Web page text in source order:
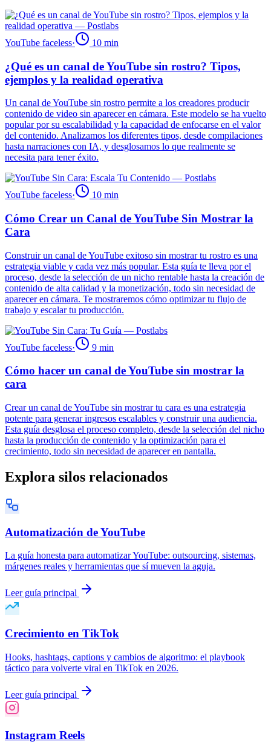
YouTube faceless· 10 min
¿Qué es un canal de YouTube sin rostro? Tipos,
ejemplos y la realidad operativa
Un canal de YouTube sin rostro permite a los creadores producir
contenido de video sin aparecer en cámara. Este modelo se ha vuelto
popular por su escalabilidad y la capacidad de enfocarse en el valor
del contenido. Analizamos los diferentes tipos, desde compilaciones
hasta narraciones con IA, y desglosamos lo que realmente se
necesita para tener éxito.
YouTube faceless· 10 min
Cómo Crear un Canal de YouTube Sin Mostrar la
Cara
Construir un canal de YouTube exitoso sin mostrar tu rostro es una
estrategia viable y cada vez más popular. Esta guía te lleva por el
proceso, desde la selección de un nicho rentable hasta la creación de
contenido de alta calidad y la monetización, todo sin necesidad de
aparecer en cámara. Te mostraremos cómo optimizar tu flujo de
trabajo y escalar tu producción.
YouTube faceless· 9 min
Cómo hacer un canal de YouTube sin mostrar la
cara
Crear un canal de YouTube sin mostrar tu cara es una estrategia
potente para generar ingresos escalables y construir una audiencia.
Esta guía desglosa el proceso completo, desde la selección del nicho
hasta la producción de contenido y la optimización para el
crecimiento, todo sin necesidad de aparecer en pantalla.
Explora silos relacionados
Automatización de YouTube
La guía honesta para automatizar YouTube: outsourcing, sistemas,
márgenes reales y herramientas que sí mueven la aguja.
Leer guía principal
Crecimiento en TikTok
Hooks, hashtags, captions y cambios de algoritmo: el playbook
táctico para volverte viral en TikTok en 2026.
Leer guía principal
Instagram Reels